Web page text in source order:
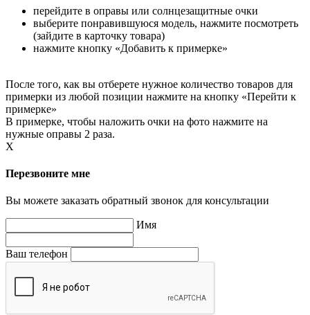
перейдите в оправы или солнцезащитные очки
выберите понравившуюся модель, нажмите посмотреть
(зайдите в карточку товара)
нажмите кнопку «Добавить к примерке»
После того, как вы отберете нужное количество товаров для
примерки из любой позиции нажмите на кнопку «Перейти к
примерке»
В примерке, чтобы наложить очки на фото нажмите на
нужные оправы 2 раза.
X
Перезвоните мне
Вы можете заказать обратный звонок для консультации
Имя
Ваш телефон